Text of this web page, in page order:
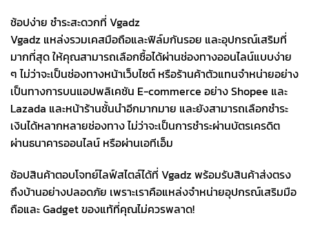
ช้อปง่าย ชำระสะดวกที่ Vgadz
Vgadz แหล่งรวมเคสมือถือและฟิล์มกันรอย และอุปกรณ์เสริมที่
มากที่สุด ให้คุณสามารถเลือกซื้อได้ผ่านช่องทางออนไลน์แบบง่าย
ๆ ไม่ว่าจะเป็นช่องทางหน้าเว็บไซต์ หรือร้านค้าตัวแทนจำหน่ายอย่าง
เป็นทางการบนแอปพลิเคชัน E-commerce อย่าง Shopee และ
Lazada และหน้าร้านชั้นนำอีกมากมาย และยังสามารถเลือกชำระ
เงินได้หลากหลายช่องทาง ไม่ว่าจะเป็นการชำระผ่านบัตรเครดิต
ผ่านธนาคารออนไลน์ หรือผ่านเอทีเอ็ม
ช้อปสินค้าตอบโจทย์ไลฟ์สไตล์ได้ที่ Vgadz พร้อมรับสินค้าส่งตรง
ถึงบ้านอย่างปลอดภัย เพราะเราคือแหล่งจำหน่ายอุปกรณ์เสริมมือ
ถือและ Gadget ของแท้ที่คุณไม่ควรพลาด!